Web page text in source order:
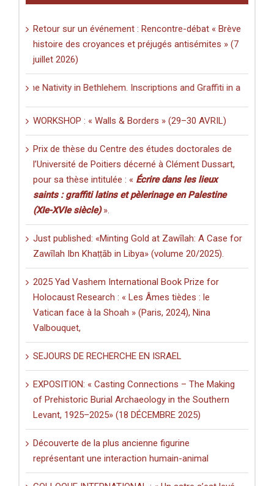
Retour sur un événement : Rencontre-débat « Brève
histoire des croyances et préjugés antisémites » (7
juillet 2026)
of the Nativity in Bethlehem. Inscriptions and Graffiti in a
WORKSHOP : « Walls & Borders » (29–30 AVRIL)
Prix de thèse du Centre des études doctorales de
l’Université de Poitiers décerné à Clément Dussart,
pour sa thèse intitulée : « Écrire dans les lieux
saints : graffiti latins et pèlerinage en Palestine
(XIe-XVIe siècle)».
Just published: «Minting Gold at Zawīlah: A Case for
Zawīlah Ibn Khaṭṭāb in Libya» (volume 20/2025).
2025 Yad Vashem International Book Prize for
Holocaust Research : « Les Âmes tièdes : le
Vatican face à la Shoah » (Paris, 2024), Nina
Valbouquet,
SEJOURS DE RECHERCHE EN ISRAEL
EXPOSITION: « Casting Connections – The Making
of Prehistoric Burial Archaeology in the Southern
Levant, 1925–2025» (18 DÉCEMBRE 2025)
Découverte de la plus ancienne figurine
représentant une interaction humain-animal